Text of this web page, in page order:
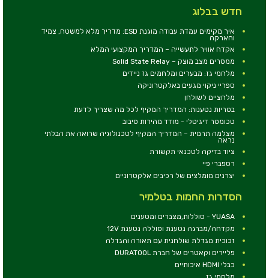
חדש בבלוג
איך מקימים עמדת עבודה מוגנת ESD: מדריך מלא למשטח, צמיד
והארקה
אקדח אוויר לתעשייה – המדריך המקצועי המלא
ממסרים מצב מוצק – Solid State Relay
מלחמי גז: מבערים ומלחמים גז ניידים
ספריי ניקוי מגעים באלקטרוניקה
מלחציים לשולחן
בטריות נטענות: המדריך המקיף לכל מה שצריך לדעת
טכומטר דיגיטלי - מודד מהירות סיבוב
מצלמה תרמית – המדריך המקיף לטכנולוגיה שרואה את הבלתי
נראה
ציוד בדיקה לטכנאי תקשורת
רספברי פיי
יצרנים מומלצים של רכיבים אלקטרוניים
הסדרות החמות בטלמיר
YUASA - סוללות,מצברים ומטענים
מקדחה/מברגה נטענת וסוללה נטענת 12V
זכוכית מגדלת שולחנית עם תאורה והגדלה
פליירים וקאטרים של חברת DURATOOL
כבלי HDMI איכותיים